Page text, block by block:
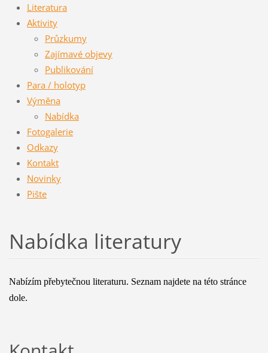
Literatura
Aktivity
Průzkumy
Zajímavé objevy
Publikování
Para / holotyp
Výměna
Nabídka
Fotogalerie
Odkazy
Kontakt
Novinky
Pište
Nabídka literatury
Nabízím přebytečnou literaturu. Seznam najdete na této stránce
dole.